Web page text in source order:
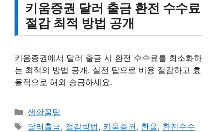
키움증권 달러 출금 환전 수수료
절감 최적 방법 공개
키움증권에서 달러 출금 시 환전 수수료를 최소화하
는 최적의 방법 공개. 실전 팁으로 비용 절감하고 효
율적으로 해외 송금하세요.
카
테
생활꿀팁
태
달러출금, 절감방법, 키움증권, 환율, 환전수수